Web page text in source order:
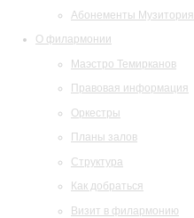
Абонементы Музитория
О филармонии
Маэстро Темирканов
Правовая информация
Оркестры
Планы залов
Структура
Как добраться
Визит в филармонию